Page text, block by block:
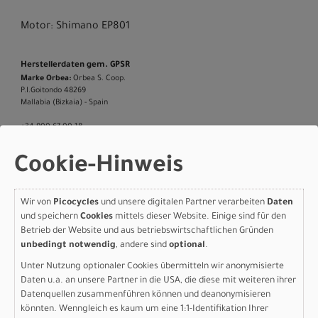
Motor: Shimano EP801
Herstellerdaten gem. GPSR
Marke Orbea: Orbea S. Coop.
P.I.Goitondo 48269
Mallabia (Bizkaia) - Spain
+34 900 67 00 18
Varianten
Orbea DENNA M40 XL
Nickel (Matt) - Carbon
Cookie-Hinweis
Wir von Picocycles und unsere digitalen Partner verarbeiten Daten
und speichern Cookies mittels dieser Website. Einige sind für den
Betrieb der Website und aus betriebswirtschaftlichen Gründen
unbedingt notwendig, andere sind optional.
Unter Nutzung optionaler Cookies übermitteln wir anonymisierte
Daten u.a. an unsere Partner in die USA, die diese mit weiteren ihrer
Datenquellen zusammenführen können und deanonymisieren
könnten. Wenngleich es kaum um eine 1:1-Identifikation Ihrer